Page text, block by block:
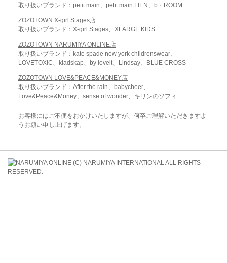
取り扱いブランド：petit main、petit main LIEN、b・ROOM
ZOZOTOWN X-girl Stages店
取り扱いブランド：X-girl Stages、XLARGE KIDS
ZOZOTOWN NARUMIYA ONLINE店
取り扱いブランド：kate spade new york childrenswear、
LOVETOXIC、kladskap、by loveit、Lindsay、BLUE CROSS
ZOZOTOWN LOVE&PEACE&MONEY店
取り扱いブランド：After the rain、babycheer、
Love&Peace&Money、sense of wonder、キリンのソフィ
お客様にはご不便をおかけいたしますが、何卒ご理解いただきますよ
うお願い申し上げます。